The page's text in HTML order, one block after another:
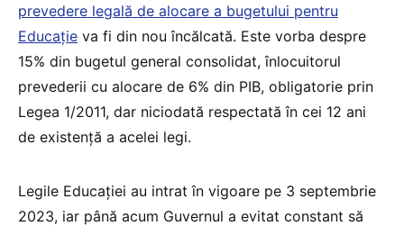
prevedere legală de alocare a bugetului pentru
Educație va fi din nou încălcată. Este vorba despre
15% din bugetul general consolidat, înlocuitorul
prevederii cu alocare de 6% din PIB, obligatorie prin
Legea 1/2011, dar niciodată respectată în cei 12 ani
de existență a acelei legi.
Legile Educației au intrat în vigoare pe 3 septembrie
2023, iar până acum Guvernul a evitat constant să